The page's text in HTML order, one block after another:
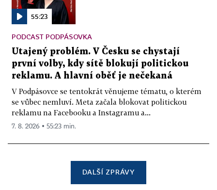
55:23
PODCAST PODPÁSOVKA
Utajený problém. V Česku se chystají
první volby, kdy sítě blokují politickou
reklamu. A hlavní oběť je nečekaná
V Podpásovce se tentokrát věnujeme tématu, o kterém
se vůbec nemluví. Meta začala blokovat politickou
reklamu na Facebooku a Instagramu a...
7. 8. 2026 ▪ 55:23 min.
DALŠÍ ZPRÁVY